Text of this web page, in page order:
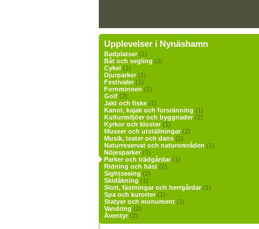
Upplevelser i Nynäshamn
Badplatser(1)
Båt och segling (3)
Cykel (1)
Djurparker(1)
Festivaler(1)
Fornminnen (2)
Golf (2)
Jakt och fiske (1)
Kanot, kajak och forsränning (1)
Kulturmiljöer och byggnader(2)
Kyrkor och kloster(1)
Museer och utställningar(2)
Musik, teater och dans (1)
Naturreservat och naturområden (1)
Nöjesparker(1)
Parker och trädgårdar(1)
Ridning och häst (2)
Sightseeing (2)
Skidåkning (1)
Slott, fästningar och herrgårdar(1)
Spa och kurorter(1)
Statyer och monument (2)
Vandring (2)
Äventyr(2)